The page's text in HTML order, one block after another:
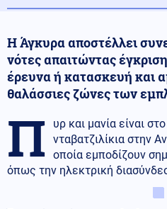
Η Άγκυρα αποστέλλει
νότες απαιτώντας
έρευνα ή κατασκευή και
θαλάσσιες ζώνες των
Π
υρ και μανία είναι
νταβατζιλίκια στην
οποία εμποδίζουν
όπως την ηλεκτρική